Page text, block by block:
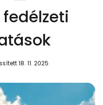
18. 11. 2025
lal